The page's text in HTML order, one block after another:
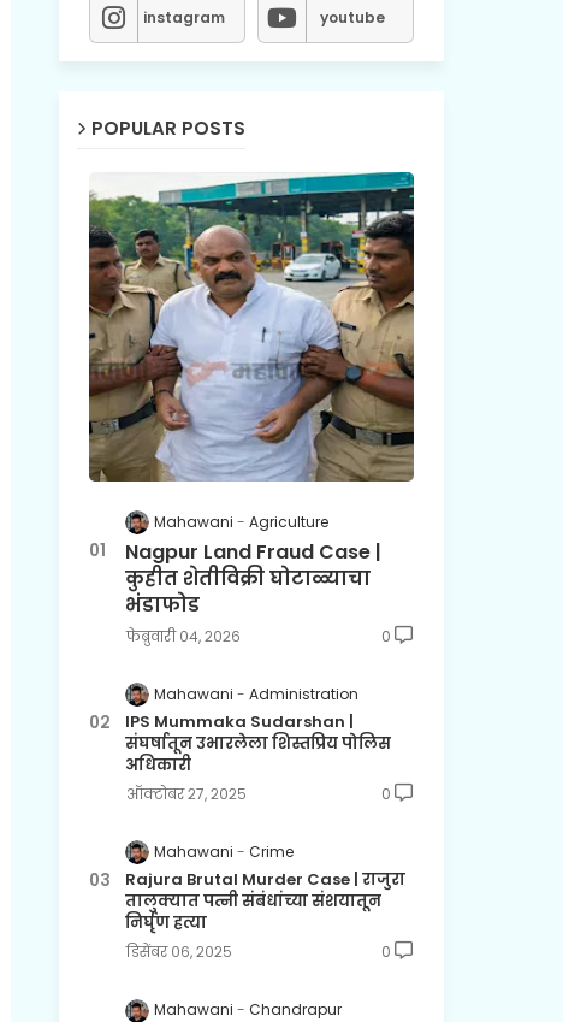
instagram youtube
POPULAR POSTS
Mahawani Agriculture
Nagpur Land Fraud Case |
कुहीत शेतीविक्री घोटाळ्याचा
भंडाफोड
फेब्रुवारी ०४, २०२६ 0
Mahawani Administration
IPS Mummaka Sudarshan |
संघर्षातून उभारलेला शिस्तप्रिय पोलिस
अधिकारी
ऑक्टोबर २७, २०२५ 0
Mahawani Crime
Rajura Brutal Murder Case | राजुरा
तालुक्यात पत्नी संबंधांच्या संशयातून
निर्घृण हत्या
डिसेंबर ०६, २०२५ 0
Mahawani Chandrapur